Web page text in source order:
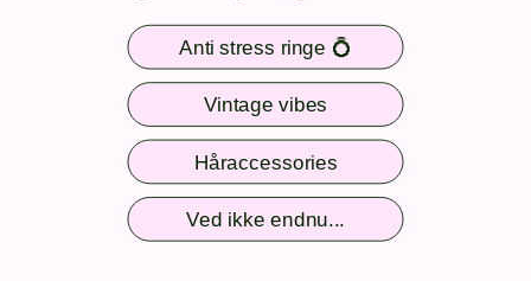
Nem og sikker betaling
Anti stress ringe 💍
Vintage vibes
Håraccessories
Ved ikke endnu...